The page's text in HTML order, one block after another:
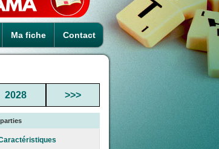
Ma fiche Contact
2028 >>>